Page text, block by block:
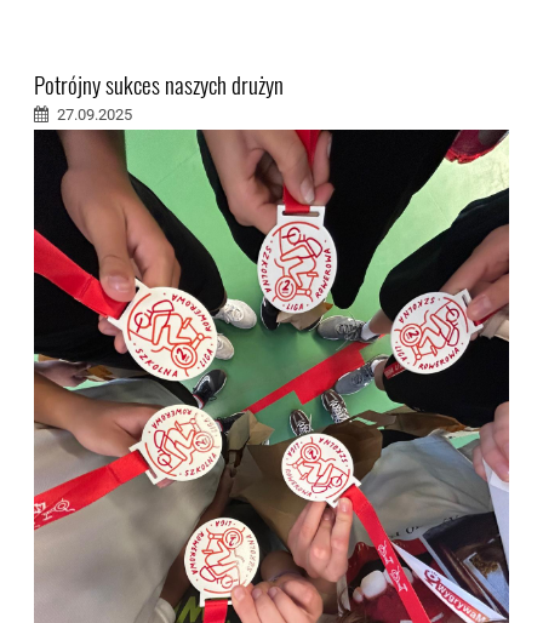
Potrójny sukces naszych drużyn
27.09.2025